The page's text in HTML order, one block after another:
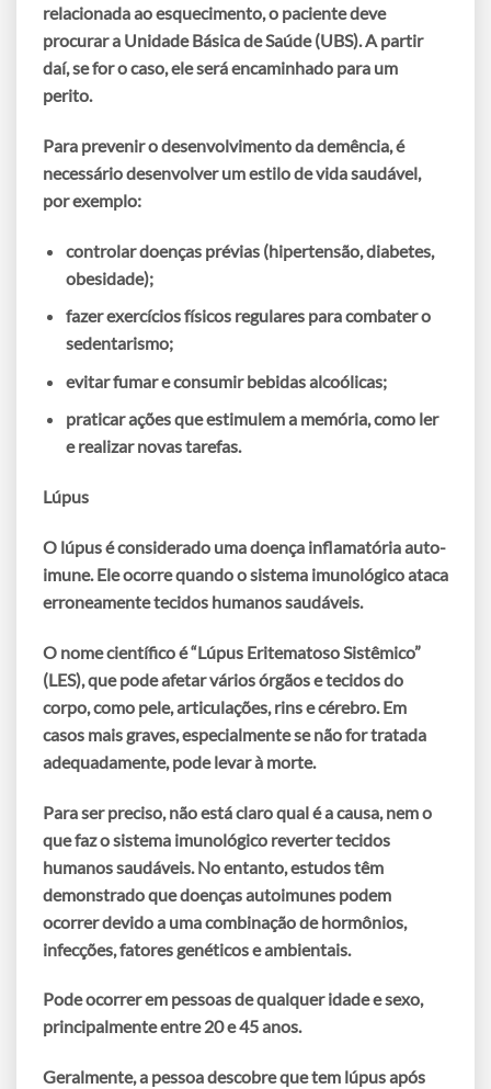
relacionada ao esquecimento, o paciente deve
procurar a Unidade Básica de Saúde (UBS). A partir
daí, se for o caso, ele será encaminhado para um
perito.
Para prevenir o desenvolvimento da demência, é
necessário desenvolver um estilo de vida saudável,
por exemplo:
controlar doenças prévias (hipertensão, diabetes,
obesidade);
fazer exercícios físicos regulares para combater o
sedentarismo;
evitar fumar e consumir bebidas alcoólicas;
praticar ações que estimulem a memória, como ler
e realizar novas tarefas.
Lúpus
O lúpus é considerado uma doença inflamatória auto-
imune. Ele ocorre quando o sistema imunológico ataca
erroneamente tecidos humanos saudáveis.
O nome científico é“Lúpus Eritematoso Sistêmico”
(LES), que pode afetar vários órgãos e tecidos do
corpo, como pele, articulações, rins e cérebro. Em
casos mais graves, especialmente se não for tratada
adequadamente, pode levar à morte.
Para ser preciso, não está claro qual é a causa, nem o
que faz osistema imunológico reverter tecidos
humanos saudáveis. No entanto, estudos têm
demonstrado que doenças autoimunes podem
ocorrer devido a uma combinação de hormônios,
infecções, fatores genéticos e ambientais.
Pode ocorrer em pessoas de qualquer idade e sexo,
principalmente entre 20 e 45 anos.
Geralmente, a pessoa descobre que tem lúpus após